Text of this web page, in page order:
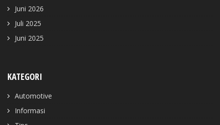
Juni 2026
Juli 2025
Juni 2025
KATEGORI
Automotive
Informasi